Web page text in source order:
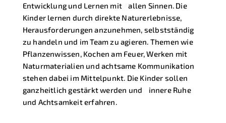
Entwicklung und Lernen mit allen Sinnen. Die
Kinder lernen durch direkte Naturerlebnisse,
Herausforderungen anzunehmen, selbstständig
zu handeln und im Team zu agieren. Themen wie
Pflanzenwissen, Kochen am Feuer, Werken mit
Naturmaterialien und achtsame Kommunikation
stehen dabei im Mittelpunkt. Die Kinder sollen
ganzheitlich gestärkt werden und innere Ruhe
und Achtsamkeit erfahren.